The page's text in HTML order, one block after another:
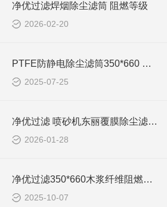
净优过滤焊烟除尘滤筒 阻燃等级
2026-02-20
PTFE防静电除尘滤筒350*660 效率
2025-07-25
净优过滤 喷砂机东丽覆膜除尘滤筒350*660
2026-01-28
净优过滤350*660木浆纤维阻燃除尘滤筒过滤精度
2025-10-07